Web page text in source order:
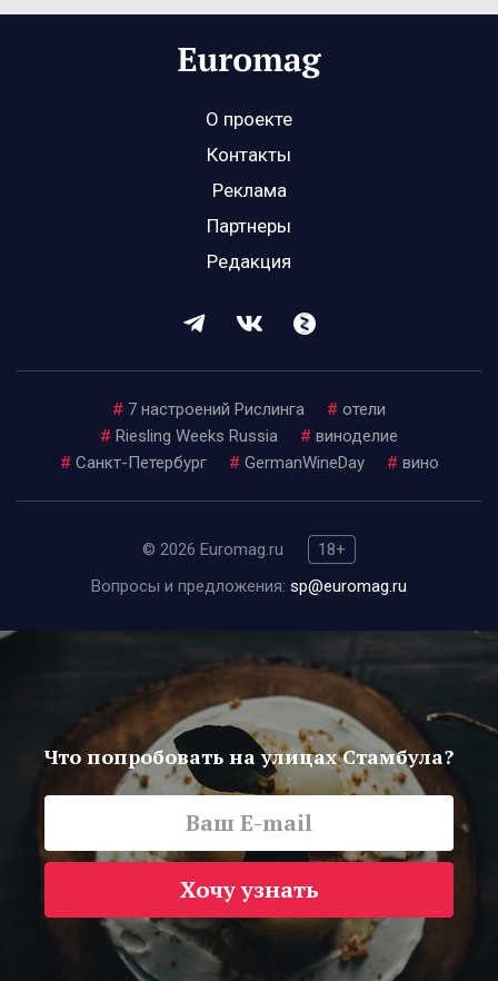
О проекте
Контакты
Реклама
Партнеры
Редакция
# 7 настроений Рислинга # отели
# Riesling Weeks Russia # виноделие
# Санкт-Петербург # GermanWineDay # вино
© 2026 Euromag.ru
18+
Вопросы и предложения: sp@euromag.ru
Что попробовать на улицах Стамбула?
Хочу узнать